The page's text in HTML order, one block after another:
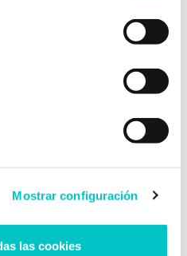
Mostrar configuración
las cookies
desde 2005, con
2013